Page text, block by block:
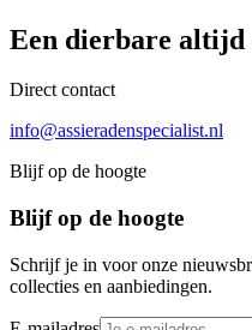
Een dierbare altijd
Direct contact
info@assieradenspecialist.nl
Blijf op de hoogte
Blijf op de hoogte
Schrijf je in voor onze
collecties en aanbiedingen.